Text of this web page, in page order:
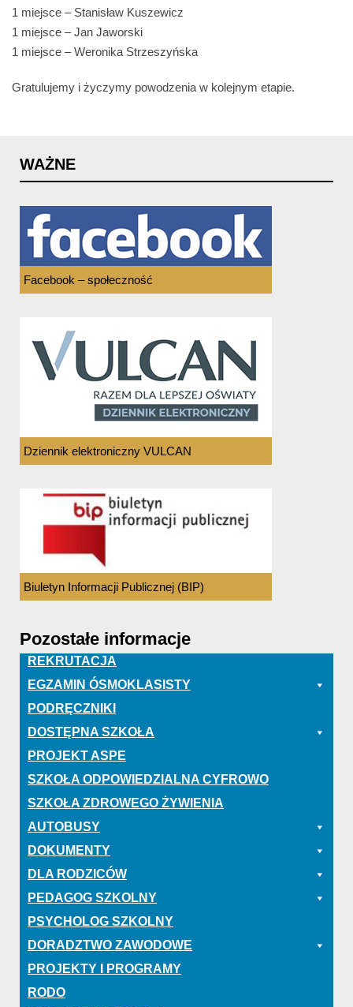
1 miejsce – Stanisław Kuszewicz
1 miejsce – Jan Jaworski
1 miejsce – Weronika Strzeszyńska
Gratulujemy i życzymy powodzenia w kolejnym etapie.
WAŻNE
Facebook – społeczność
Dziennik elektroniczny VULCAN
Biuletyn Informacji Publicznej (BIP)
Pozostałe informacje
REKRUTACJA
EGZAMIN ÓSMOKLASISTY
PODRĘCZNIKI
DOSTĘPNA SZKOŁA
PROJEKT ASPE
SZKOŁA ODPOWIEDZIALNA CYFROWO
SZKOŁA ZDROWEGO ŻYWIENIA
AUTOBUSY
DOKUMENTY
DLA RODZICÓW
PEDAGOG SZKOLNY
PSYCHOLOG SZKOLNY
DORADZTWO ZAWODOWE
PROJEKTY I PROGRAMY
RODO